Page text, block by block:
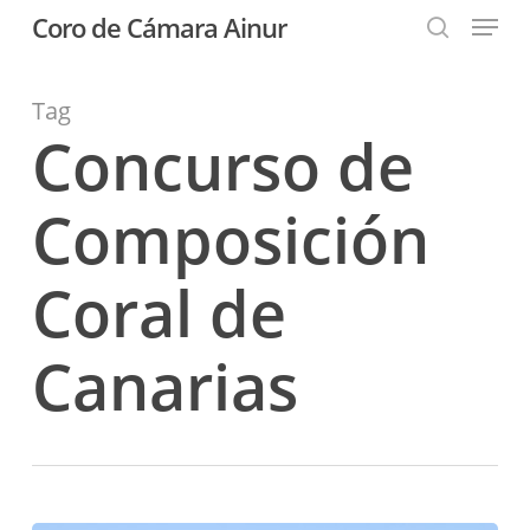
content
Coro de Cámara Ainur Menu
Tag
Concurso de
Composición
Coral de
Canarias